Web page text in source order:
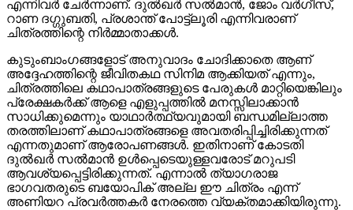
എന്നിവര്‍ ചേര്‍ന്നാണ്. ദുല്‍ഖര്‍ സല്‍മാന്‍, ജോം വര്‍ഗീസ്,
റാണ ദഗ്ഗുബതി, പ്രശാന്ത് പോട്ട്‌ലൂരി എന്നിവരാണ്
ചിത്രത്തിന്റെ നിര്‍മ്മാതാക്കള്‍.
കുടുംബാംഗങ്ങളോട് അനുവാദം ചോദിക്കാതെ ആണ്
അദ്ദേഹത്തിന്റെ ജീവിതകഥ സിനിമ ആക്കിയത് എന്നും,
ചിത്രത്തിലെ കഥാപാത്രങ്ങളുടെ പേരുകള്‍ മാറ്റിയെങ്കിലും
പ്രേക്ഷകര്‍ക്ക് ആളെ എളുപ്പത്തില്‍ മനസ്സിലാക്കാന്‍
സാധിക്കുമെന്നും യാഥാര്‍ത്ഥ്യവുമായി ബന്ധമില്ലാത്ത
തരത്തിലാണ് കഥാപാത്രങ്ങളെ അവതരിപ്പിച്ചിരിക്കുന്നത്
എന്നതുമാണ് ആരോപണങ്ങള്‍. ഇതിനാണ് കോടതി
ദുല്‍ഖര്‍ സല്‍മാന്‍ ഉള്‍പ്പെടെയുള്ളവരോട് മറുപടി
ആവശ്യപ്പെട്ടിരിക്കുന്നത്. എന്നാല്‍ ത്യാഗരാജ
ഭാഗവതരുടെ ബയോപിക് അല്ല ഈ ചിത്രം എന്ന്
അണിയറ പ്രവര്‍ത്തകര്‍ നേരത്തെ വ്യക്തമാക്കിയിരുന്നു.